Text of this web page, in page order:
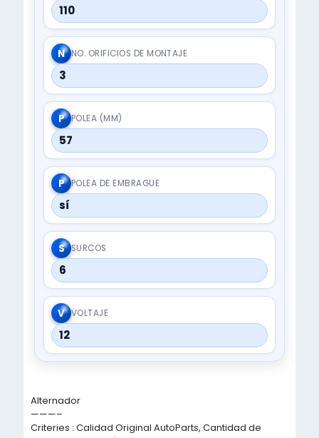
110
N NO. ORIFICIOS DE MONTAJE
3
P POLEA (MM)
57
P POLEA DE EMBRAGUE
sí
S SURCOS
6
V VOLTAJE
12
Alternador
———–
Criteries : Calidad Original AutoParts, Cantidad de